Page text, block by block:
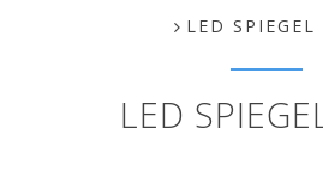
LED SPIEGEL
LED